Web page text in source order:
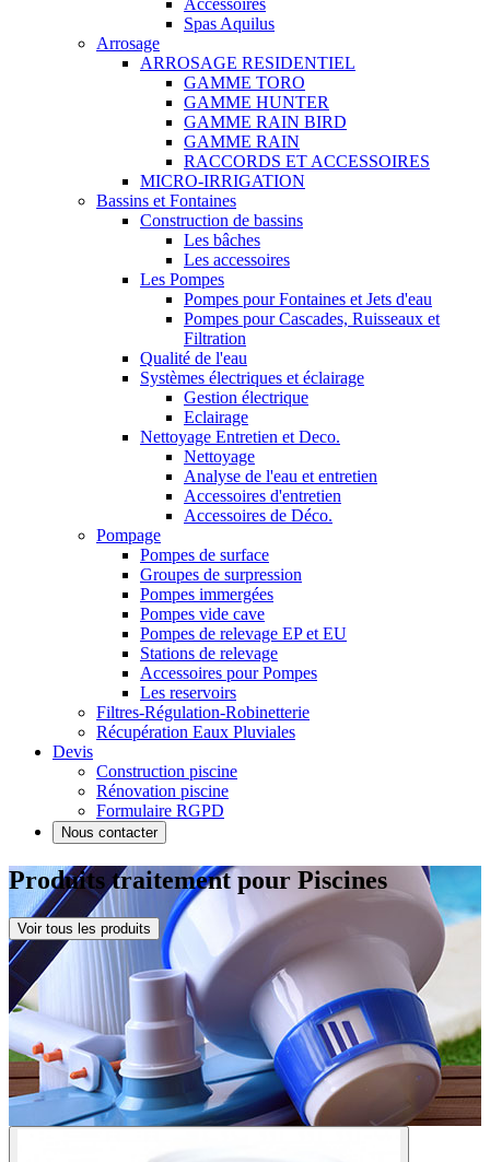
Accessoires
Spas Aquilus
Arrosage
ARROSAGE RESIDENTIEL
GAMME TORO
GAMME HUNTER
GAMME RAIN BIRD
GAMME RAIN
RACCORDS ET ACCESSOIRES
MICRO-IRRIGATION
Bassins et Fontaines
Construction de bassins
Les bâches
Les accessoires
Les Pompes
Pompes pour Fontaines et Jets d'eau
Pompes pour Cascades, Ruisseaux et
Filtration
Qualité de l'eau
Systèmes électriques et éclairage
Gestion électrique
Eclairage
Nettoyage Entretien et Deco.
Nettoyage
Analyse de l'eau et entretien
Accessoires d'entretien
Accessoires de Déco.
Pompage
Pompes de surface
Groupes de surpression
Pompes immergées
Pompes vide cave
Pompes de relevage EP et EU
Stations de relevage
Accessoires pour Pompes
Les reservoirs
Filtres-Régulation-Robinetterie
Récupération Eaux Pluviales
Devis
Construction piscine
Rénovation piscine
Formulaire RGPD
Nous contacter
Produits traitement pour Piscines
Voir tous les produits